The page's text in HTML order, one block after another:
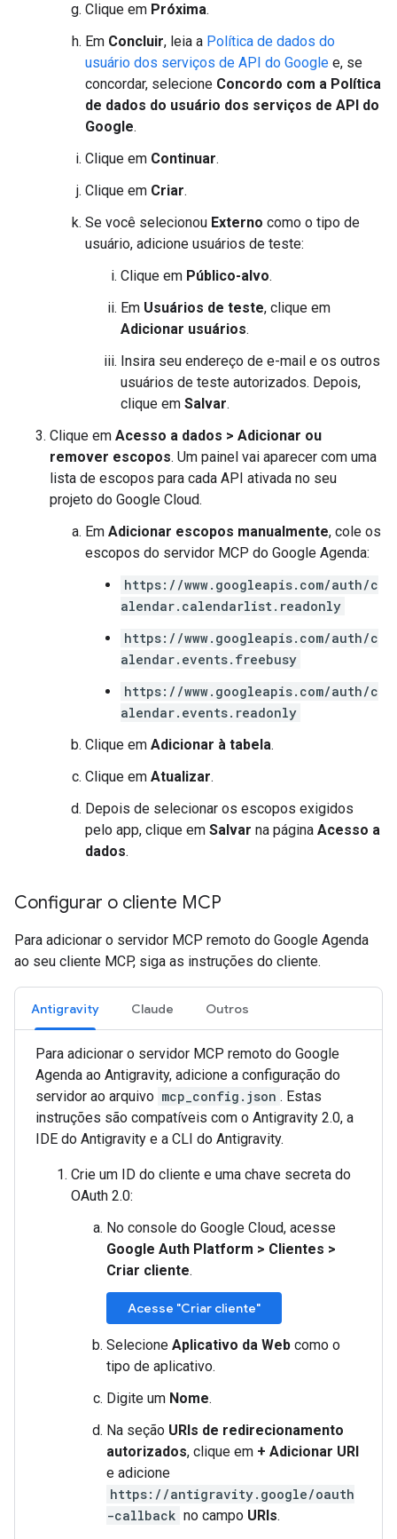
Clique em Próxima.
Em Concluir, leia a Política de dados do
usuário dos serviços de API do Google e, se
concordar, selecione Concordo com a Política
de dados do usuário dos serviços de API do
Google.
Clique em Continuar.
Clique em Criar.
Se você selecionou Externo como o tipo de
usuário, adicione usuários de teste:
Clique em Público-alvo.
Em Usuários de teste, clique em
Adicionar usuários.
Insira seu endereço de e-mail e os outros
usuários de teste autorizados. Depois,
clique em Salvar.
Clique em Acesso a dados > Adicionar ou
remover escopos. Um painel vai aparecer com uma
lista de escopos para cada API ativada no seu
projeto do Google Cloud.
Em Adicionar escopos manualmente, cole os
escopos do servidor MCP do Google Agenda:
https://www.googleapis.com/auth/c
alendar.calendarlist.readonly
https://www.googleapis.com/auth/c
alendar.events.freebusy
https://www.googleapis.com/auth/c
alendar.events.readonly
Clique em Adicionar à tabela.
Clique em Atualizar.
Depois de selecionar os escopos exigidos
pelo app, clique em Salvar na página Acesso a
dados.
Configurar o cliente MCP
Para adicionar o servidor MCP remoto do Google Agenda
ao seu cliente MCP, siga as instruções do cliente.
Antigravity Claude Outros
Para adicionar o servidor MCP remoto do Google
Agenda ao Antigravity, adicione a configuração do
servidor ao arquivo mcp_config.json . Estas
instruções são compatíveis com o Antigravity 2.0, a
IDE do Antigravity e a CLI do Antigravity.
Crie um ID do cliente e uma chave secreta do
OAuth 2.0:
No console do Google Cloud, acesse
Google Auth Platform > Clientes >
Criar cliente.
Acesse "Criar cliente"
Selecione Aplicativo da Web como o
tipo de aplicativo.
Digite um Nome.
Na seção URIs de redirecionamento
autorizados, clique em + Adicionar URI
e adicione
https://antigravity.google/oauth
-callback no campo URIs.